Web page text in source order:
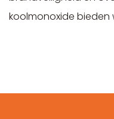
koolmonoxide bieden